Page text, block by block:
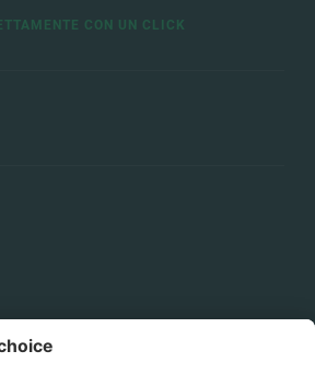
CON UN CLICK